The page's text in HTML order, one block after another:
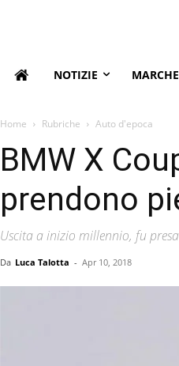
NOTIZIE MARCHE
Home Rubriche Auto d'epoca
BMW X
prendono
Uscita a inizio millennio, fu
Da Luca Talotta - Apr 10, 2018